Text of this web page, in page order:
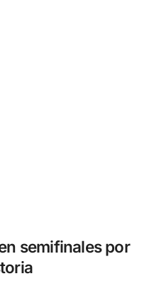
semifinales por